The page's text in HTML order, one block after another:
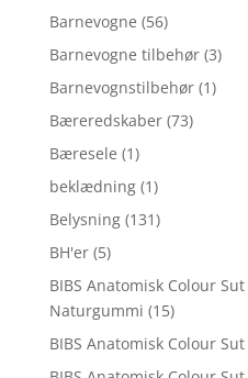
Barnevogne (56)
Barnevogne tilbehør (3)
Barnevognstilbehør (1)
Bæreredskaber (73)
Bæresele (1)
beklædning (1)
Belysning (131)
BH'er (5)
BIBS Anatomisk Colour
Naturgummi (15)
BIBS Anatomisk Colour